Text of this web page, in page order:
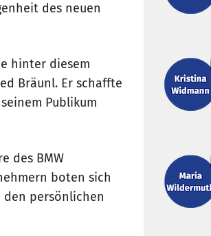
des neuen
hinter diesem
Bräunl. Er schaffte
Publikum
des BMW
boten sich
persönlichen